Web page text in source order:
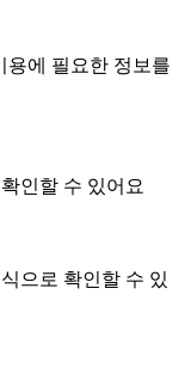
에 필요한 정보를
인할 수 있어요
으로 확인할 수 있